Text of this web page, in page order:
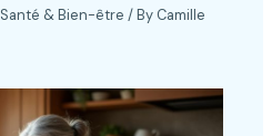
Santé & Bien-être / By Camille